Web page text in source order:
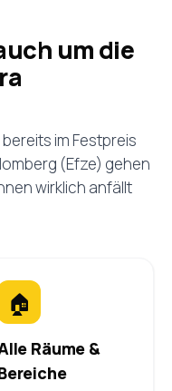
um die
im Festpreis
(Efze) gehen
wirklich anfällt
🏠
Räume &